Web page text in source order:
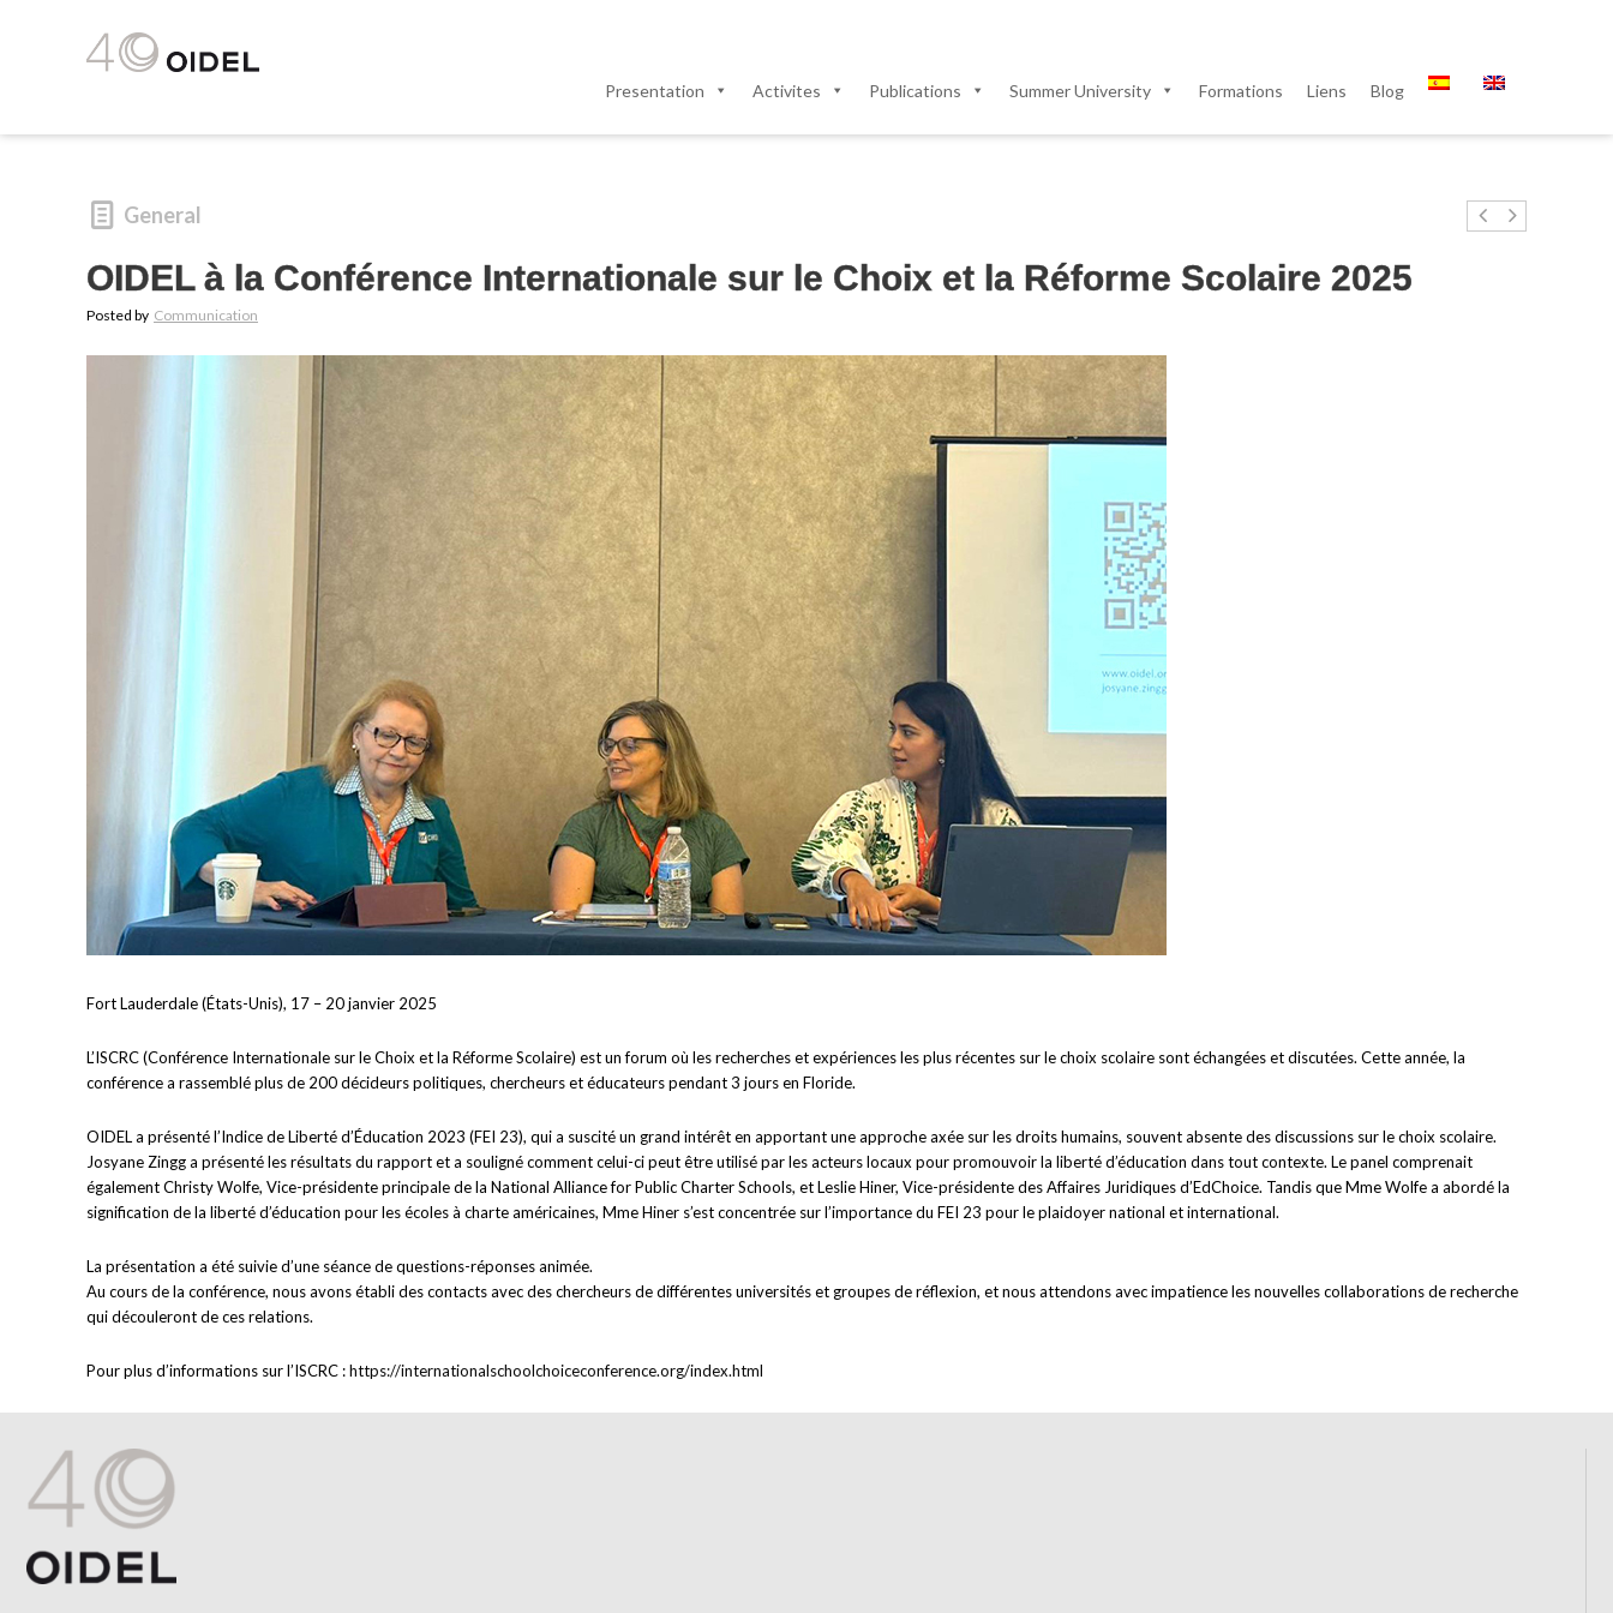
Presentation Activites Publications Summer University Formations Liens Blog
General
OIDEL à la Conférence Internationale sur le Choix et la Réforme Scolaire 2025
Posted by Communication
Fort Lauderdale (États-Unis), 17 – 20 janvier 2025
L’ISCRC (Conférence Internationale sur le Choix et la Réforme Scolaire) est un forum où les recherches et expériences les plus récentes sur le choix scolaire sont échangées et discutées. Cette année, la
conférence a rassemblé plus de 200 décideurs politiques, chercheurs et éducateurs pendant 3 jours en Floride.
OIDEL a présenté l’Indice de Liberté d’Éducation 2023 (FEI 23), qui a suscité un grand intérêt en apportant une approche axée sur les droits humains, souvent absente des discussions sur le choix scolaire.
Josyane Zingg a présenté les résultats du rapport et a souligné comment celui-ci peut être utilisé par les acteurs locaux pour promouvoir la liberté d’éducation dans tout contexte. Le panel comprenait
également Christy Wolfe, Vice-présidente principale de la National Alliance for Public Charter Schools, et Leslie Hiner, Vice-présidente des Affaires Juridiques d’EdChoice. Tandis que Mme Wolfe a abordé la
signification de la liberté d’éducation pour les écoles à charte américaines, Mme Hiner s’est concentrée sur l’importance du FEI 23 pour le plaidoyer national et international.
La présentation a été suivie d’une séance de questions-réponses animée.
Au cours de la conférence, nous avons établi des contacts avec des chercheurs de différentes universités et groupes de réflexion, et nous attendons avec impatience les nouvelles collaborations de recherche
qui découleront de ces relations.
Pour plus d’informations sur l’ISCRC :https://internationalschoolchoiceconference.org/index.html